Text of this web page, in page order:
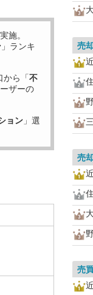
施。
」ランキ
から「不
ザーの
ョン 」選
売
売
売